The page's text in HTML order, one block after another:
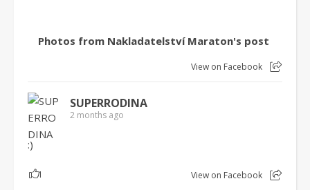
Photos from Nakladatelství Maraton's post
View on Facebook
SUPERRODINA
2 months ago
:)
1 View on Facebook